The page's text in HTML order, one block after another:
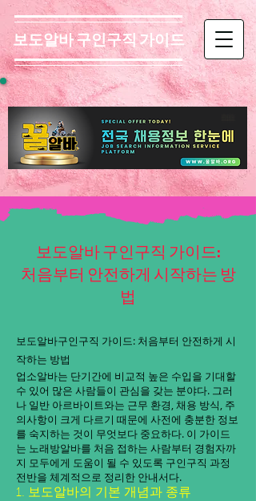
보도알바 구인구직 가이드
보도알바 구인구직 가이드:
처음부터 안전하게 시작하는 방
법
보도알바구인구직 가이드: 처음부터 안전하게 시
작하는 방법
업소알바는 단기간에 비교적 높은 수입을 기대할
수 있어 많은 사람들이 관심을 갖는 분야다. 그러
나 일반 아르바이트와는 근무 환경, 채용 방식, 주
의사항이 크게 다르기 때문에 사전에 충분한 정보
를 숙지하는 것이 무엇보다 중요하다. 이 가이드
는 노래방알바를 처음 접하는 사람부터 경험자까
지 모두에게 도움이 될 수 있도록 구인구직 과정
전반을 체계적으로 정리한 안내서다.
1. 보도알바의 기본 개념과 종류